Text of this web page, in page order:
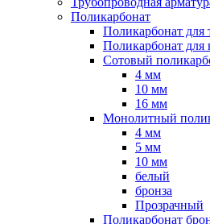
Поликарбонат
Поликарбонат для
Поликарбонат для
Сотовый
4 мм
10 мм
16 мм
Монолитный
4 мм
5 мм
10 мм
белый
бронза
Прозрачный
Поликарбонат